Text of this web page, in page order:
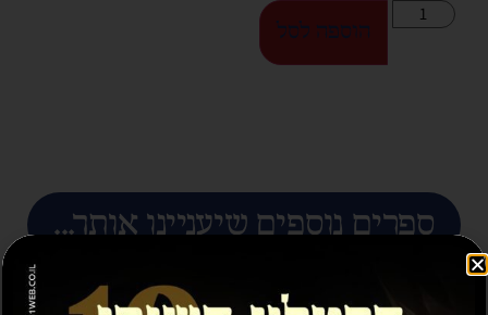
הוספה לסל
ספרים נוספים שיעניינו אותך...